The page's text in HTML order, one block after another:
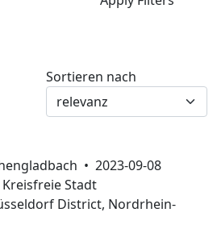
Sortieren nach
• 2023-09-08
Stadt
District, Nordrhein-